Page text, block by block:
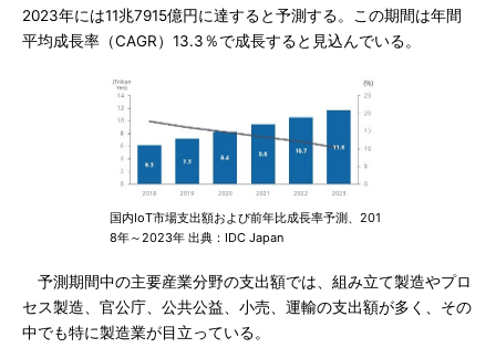
2023年には11兆7915億円に達すると予測する。この期間は年間
平均成長率（CAGR）13.3％で成長すると見込んでいる。
国内IoT市場支出額および前年比成長率予測、201
8年～2023年 出典：IDC Japan
予測期間中の主要産業分野の支出額では、組み立て製造やプロ
セス製造、官公庁、公共公益、小売、運輸の支出額が多く、その
中でも特に製造業が目立っている。